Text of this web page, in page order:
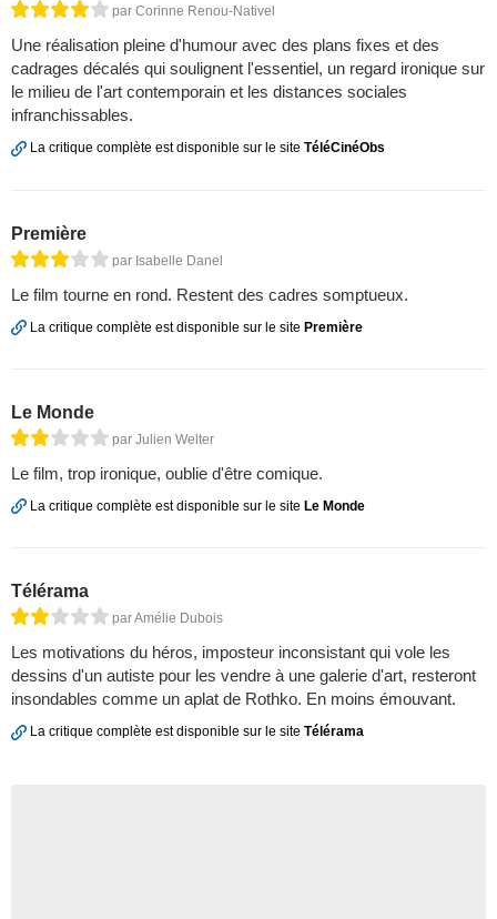
par Corinne Renou-Nativel
Une réalisation pleine d'humour avec des plans fixes et des
cadrages décalés qui soulignent l'essentiel, un regard ironique sur
le milieu de l'art contemporain et les distances sociales
infranchissables.
La critique complète est disponible sur le site TéléCinéObs
Première
par Isabelle Danel
Le film tourne en rond. Restent des cadres somptueux.
La critique complète est disponible sur le site Première
Le Monde
par Julien Welter
Le film, trop ironique, oublie d'être comique.
La critique complète est disponible sur le site Le Monde
Télérama
par Amélie Dubois
Les motivations du héros, imposteur inconsistant qui vole les
dessins d'un autiste pour les vendre à une galerie d'art, resteront
insondables comme un aplat de Rothko. En moins émouvant.
La critique complète est disponible sur le site Télérama